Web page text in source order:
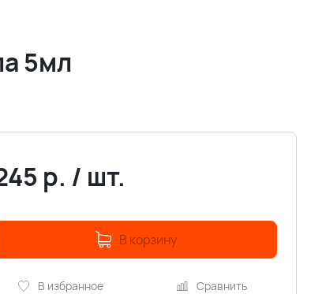
5мл
р. / шт.
В корзину
В избранное Сравнить